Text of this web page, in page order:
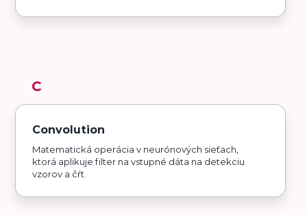
C
Convolution
Matematická operácia v neurónových sieťach,
ktorá aplikuje filter na vstupné dáta na detekciu
vzorov a čŕt.